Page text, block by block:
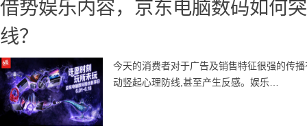
借势娱乐内容，京东电脑数码如何
线？
今天的消费者对于广告及销售特征很强的传
动竖起心理防线,甚至产生反感。娱乐…